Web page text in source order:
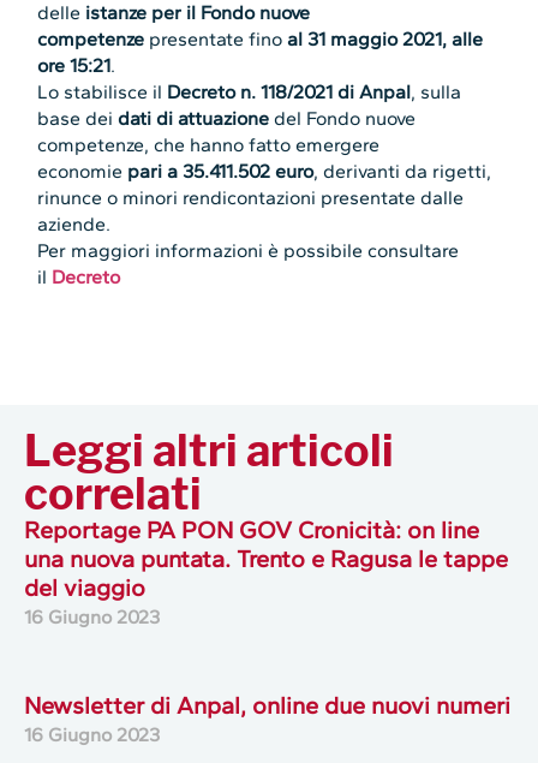
delle istanze per il Fondo nuove
competenze presentate fino al 31 maggio 2021, alle
ore 15:21.
Lo stabilisce il Decreto n. 118/2021 di Anpal, sulla
base deidati di attuazione del Fondo nuove
competenze, che hanno fatto emergere
economie pari a 35.411.502 euro, derivanti da rigetti,
rinunce o minori rendicontazioni presentate dalle
aziende.
Per maggiori informazioni è possibile consultare
il Decreto
Leggi altri articoli
correlati
Reportage PA PON GOV Cronicità: on line
una nuova puntata. Trento e Ragusa le tappe
del viaggio
16 Giugno 2023
Newsletter di Anpal, online due nuovi numeri
16 Giugno 2023